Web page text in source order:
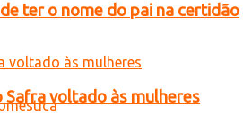
ter o nome do pai na certidão
voltado às mulheres